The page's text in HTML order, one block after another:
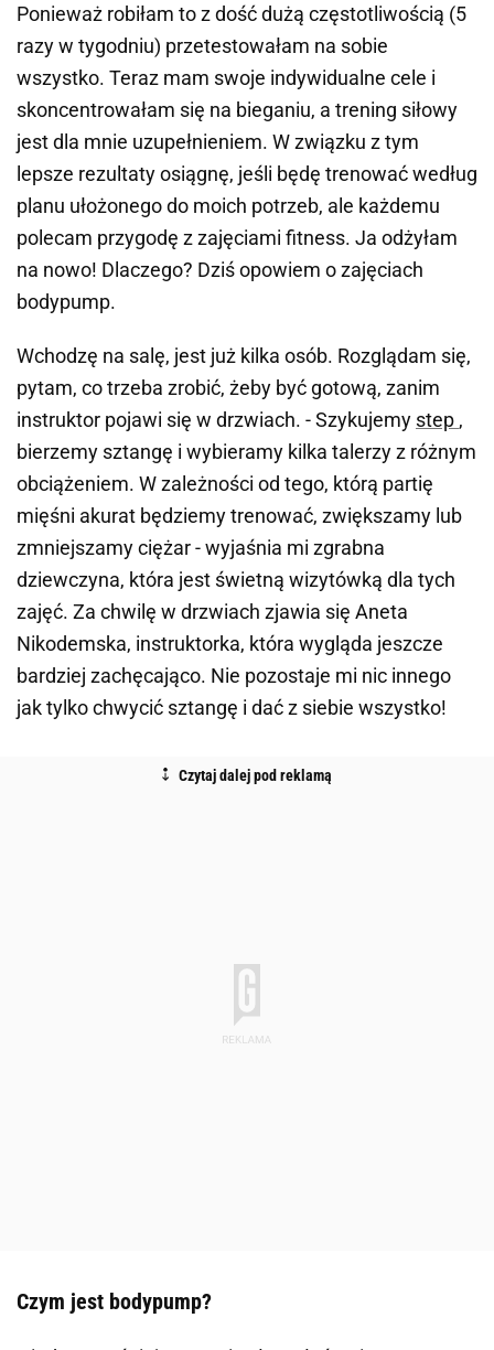
Ponieważ robiłam to z dość dużą częstotliwością (5
razy w tygodniu) przetestowałam na sobie
wszystko. Teraz mam swoje indywidualne cele i
skoncentrowałam się na bieganiu, a trening siłowy
jest dla mnie uzupełnieniem. W związku z tym
lepsze rezultaty osiągnę, jeśli będę trenować według
planu ułożonego do moich potrzeb, ale każdemu
polecam przygodę z zajęciami fitness. Ja odżyłam
na nowo! Dlaczego? Dziś opowiem o zajęciach
bodypump.
Wchodzę na salę, jest już kilka osób. Rozglądam się,
pytam, co trzeba zrobić, żeby być gotową, zanim
instruktor pojawi się w drzwiach. - Szykujemy step ,
bierzemy sztangę i wybieramy kilka talerzy z różnym
obciążeniem. W zależności od tego, którą partię
mięśni akurat będziemy trenować, zwiększamy lub
zmniejszamy ciężar - wyjaśnia mi zgrabna
dziewczyna, która jest świetną wizytówką dla tych
zajęć. Za chwilę w drzwiach zjawia się Aneta
Nikodemska, instruktorka, która wygląda jeszcze
bardziej zachęcająco. Nie pozostaje mi nic innego
jak tylko chwycić sztangę i dać z siebie wszystko!
Czym jest bodypump?